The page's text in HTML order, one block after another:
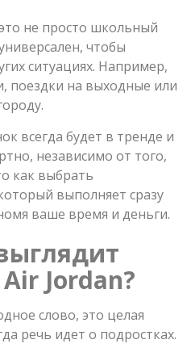
не просто школьный
чтобы
ситуациях. Например,
поездки на выходные или
всегда будет в тренде и
независимо от того,
как выбрать
выполняет сразу
ваше время и деньги.
Jordan?
слово, это целая
речь идет о подростках.